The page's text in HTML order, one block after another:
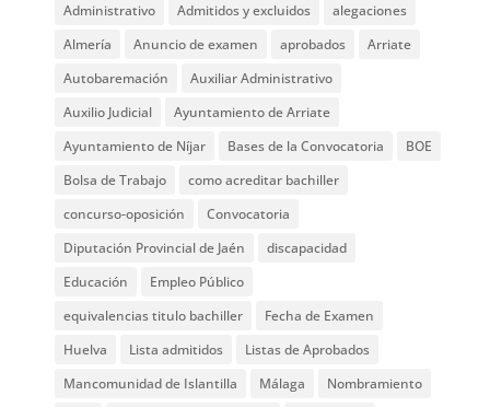
Administrativo
Admitidos y excluidos
alegaciones
Almería
Anuncio de examen aprobados
Arriate
Autobaremación
Auxiliar Administrativo
Auxilio Judicial
Ayuntamiento de Arriate
Ayuntamiento de Níjar
Bases de la Convocatoria
BOE
Bolsa de Trabajo
como acreditar bachiller
concurso-oposición
Convocatoria
Diputación Provincial de Jaén
discapacidad
Educación
Empleo Público
equivalencias titulo bachiller
Fecha de Examen
Huelva
Lista admitidos
Listas de Aprobados
Mancomunidad de Islantilla
Málaga
Nombramiento